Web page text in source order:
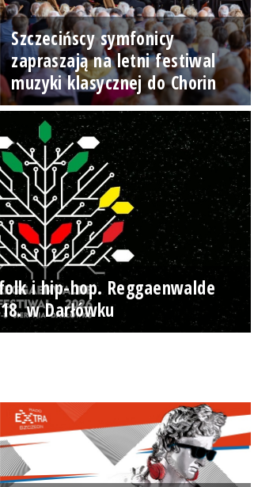
Szczecińscy symfonicy
zapraszają na letni festiwal
muzyki klasycznej do Chorin
i hip-hop. Reggaenwalde
w Darłówku